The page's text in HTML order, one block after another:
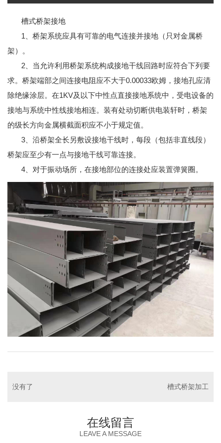
槽式桥架接地
1、桥架系统应具有可靠的电气连接并接地（只对金属桥
架）。
2、当允许利用桥架系统构成接地干线回路时应符合下列要
求。桥架端部之间连接电阻应不大于0.00033欧姆，接地孔应清
除绝缘涂层。在1KV及以下中性点直接接地系统中，受电设备的
接地与系统中性线接地相连。装有处动切断供电装轩时，桥架
的级长方向金属横截面积应不小于规定值。
3、沿桥架全长另敷设接地干线时，每段（包括非直线段）
桥架应至少有一点与接地干线可靠连接。
4、对于振动场所，在接地部位的连接处应装置弹簧圈。
没有了 槽式桥架加工
在线留言
LEAVE A MESSAGE